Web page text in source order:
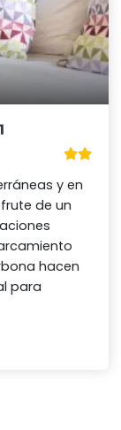
y en
de un
hacen
para